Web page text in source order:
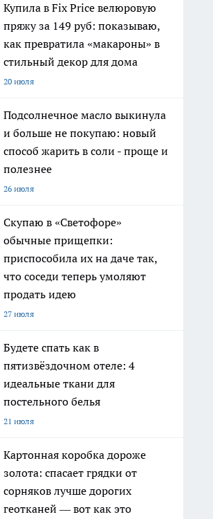
Купила в Fix Price велюровую
пряжу за 149 руб: показываю,
как превратила «макароны» в
стильный декор для дома
20 июля
Подсолнечное масло выкинула
и больше не покупаю: новый
способ жарить в соли - проще и
полезнее
26 июля
Скупаю в «Светофоре»
обычные прищепки:
приспособила их на даче так,
что соседи теперь умоляют
продать идею
27 июля
Будете спать как в
пятизвёздочном отеле: 4
идеальные ткани для
постельного белья
21 июля
Картонная коробка дороже
золота: спасает грядки от
сорняков лучше дорогих
геотканей — вот как это